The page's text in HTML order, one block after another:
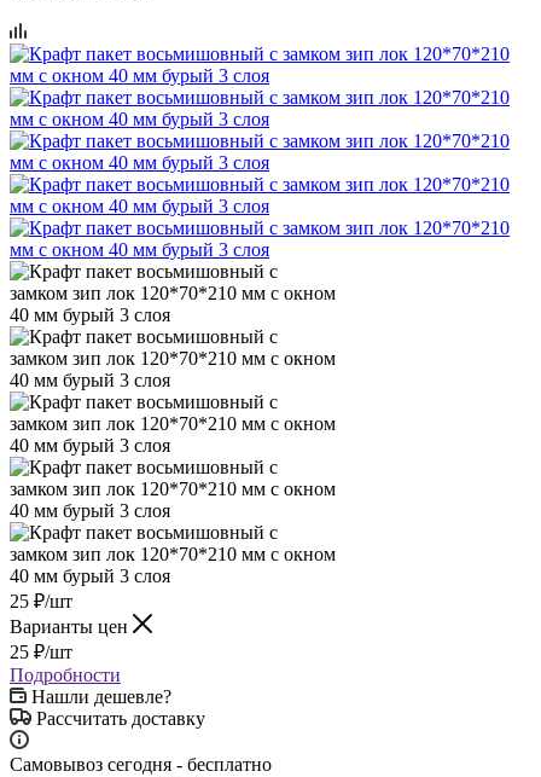
25 ₽/шт
Варианты цен
25 ₽/шт
Подробности
Нашли дешевле?
Рассчитать доставку
Самовывоз сегодня - бесплатно